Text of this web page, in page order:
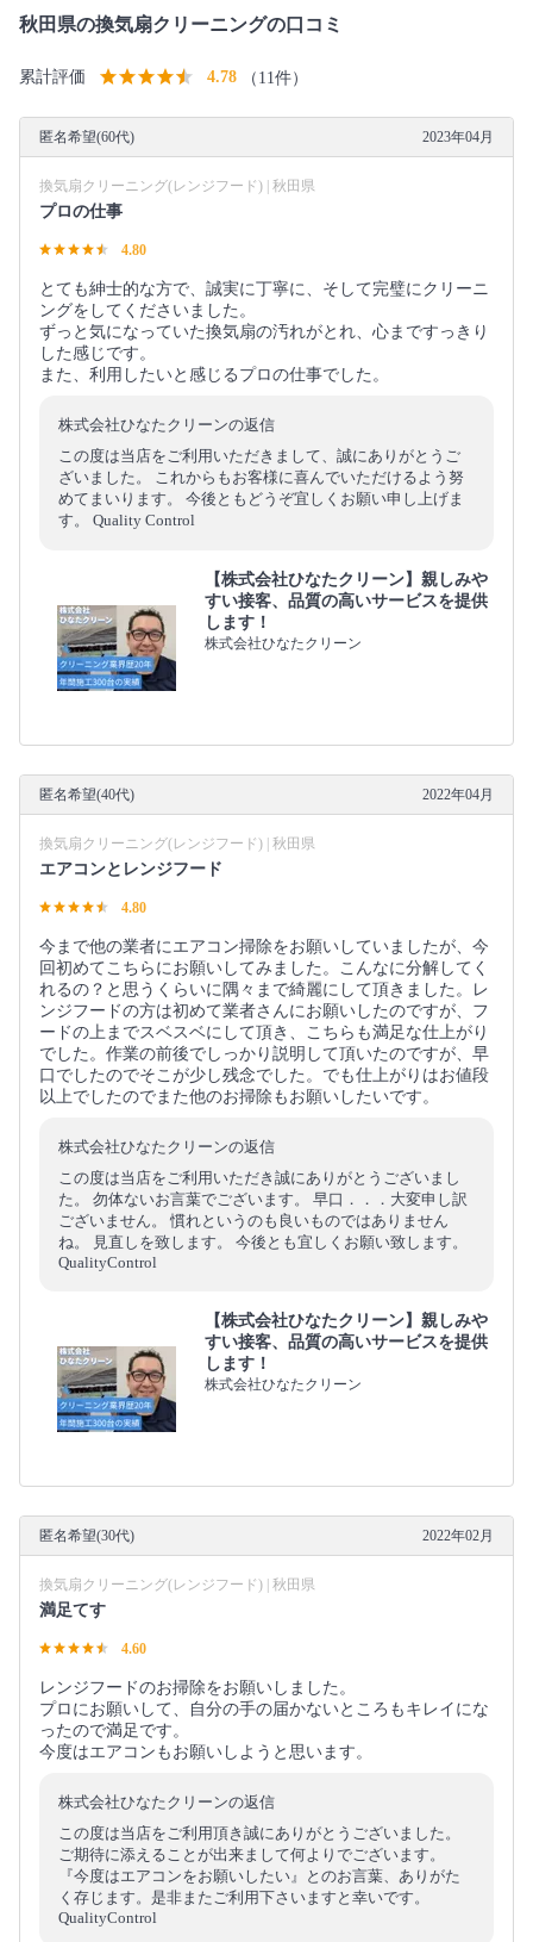
秋田県の換気扇クリーニングの口コミ
累計評価 4.78 （11件）
匿名希望(60代) 2023年04月
換気扇クリーニング(レンジフード) | 秋田県
プロの仕事
4.80
とても紳士的な方で、誠実に丁寧に、そして完璧にクリーニ
ングをしてくださいました。
ずっと気になっていた換気扇の汚れがとれ、心まですっきり
した感じです。
また、利用したいと感じるプロの仕事でした。
株式会社ひなたクリーンの返信
この度は当店をご利用いただきまして、誠にありがとうご
ざいました。 これからもお客様に喜んでいただけるよう努
めてまいります。 今後ともどうぞ宜しくお願い申し上げま
す。 Quality Control
【株式会社ひなたクリーン】親しみや
すい接客、品質の高いサービスを提供
します！
株式会社ひなたクリーン
匿名希望(40代) 2022年04月
換気扇クリーニング(レンジフード) | 秋田県
エアコンとレンジフード
4.80
今まで他の業者にエアコン掃除をお願いしていましたが、今
回初めてこちらにお願いしてみました。こんなに分解してく
れるの？と思うくらいに隅々まで綺麗にして頂きました。レ
ンジフードの方は初めて業者さんにお願いしたのですが、フ
ードの上までスベスベにして頂き、こちらも満足な仕上がり
でした。作業の前後でしっかり説明して頂いたのですが、早
口でしたのでそこが少し残念でした。でも仕上がりはお値段
以上でしたのでまた他のお掃除もお願いしたいです。
株式会社ひなたクリーンの返信
この度は当店をご利用いただき誠にありがとうございまし
た。 勿体ないお言葉でございます。 早口．．．大変申し訳
ございません。 慣れというのも良いものではありません
ね。 見直しを致します。 今後とも宜しくお願い致します。
QualityControl
【株式会社ひなたクリーン】親しみや
すい接客、品質の高いサービスを提供
します！
株式会社ひなたクリーン
匿名希望(30代) 2022年02月
換気扇クリーニング(レンジフード) | 秋田県
満足てす
4.60
レンジフードのお掃除をお願いしました。
プロにお願いして、自分の手の届かないところもキレイにな
ったので満足です。
今度はエアコンもお願いしようと思います。
株式会社ひなたクリーンの返信
この度は当店をご利用頂き誠にありがとうございました。
ご期待に添えることが出来まして何よりでございます。
『今度はエアコンをお願いしたい』とのお言葉、ありがた
く存じます。是非またご利用下さいますと幸いです。
QualityControl